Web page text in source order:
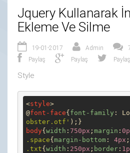
Jquery Kullanarak
Ekleme Ve Silme
19-01-2017 Admin
Paylaş
Paylaş Paylaş
Style
<style>
@font-face{font-family :
obster.otf'
body{width : 750px ; margin :
.space{margin-bottom : 4px
.txt{width : 250px ; border :